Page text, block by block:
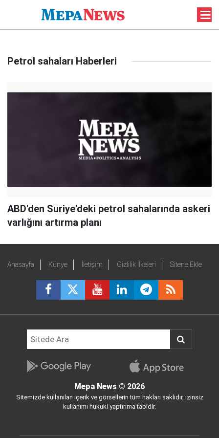
Petrol sahaları Haberleri
ABD'den Suriye'deki petrol sahalarında askeri
varlığını artırma planı
Anasayfa Künye İletişim Gizlilik İlkeleri Sitene Ekle
Mepa News © 2026
Sitemizde kullanılan içerik ve görsellerin tüm hakları saklıdır, izinsiz
kullanımı hukuki yaptırıma tabidir.